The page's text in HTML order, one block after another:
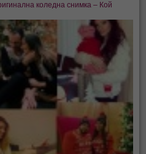
коледна снимка – Кой